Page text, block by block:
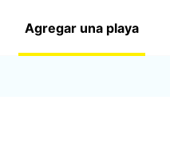
Agregar una playa